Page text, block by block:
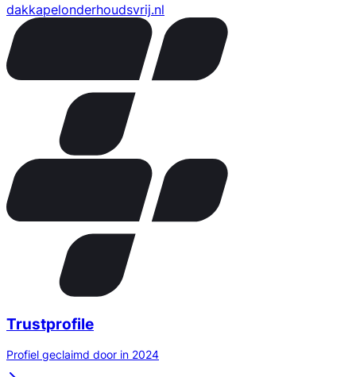
dakkapelonderhoudsvrij.nl
Trustprofile
Profiel geclaimd door in 2024